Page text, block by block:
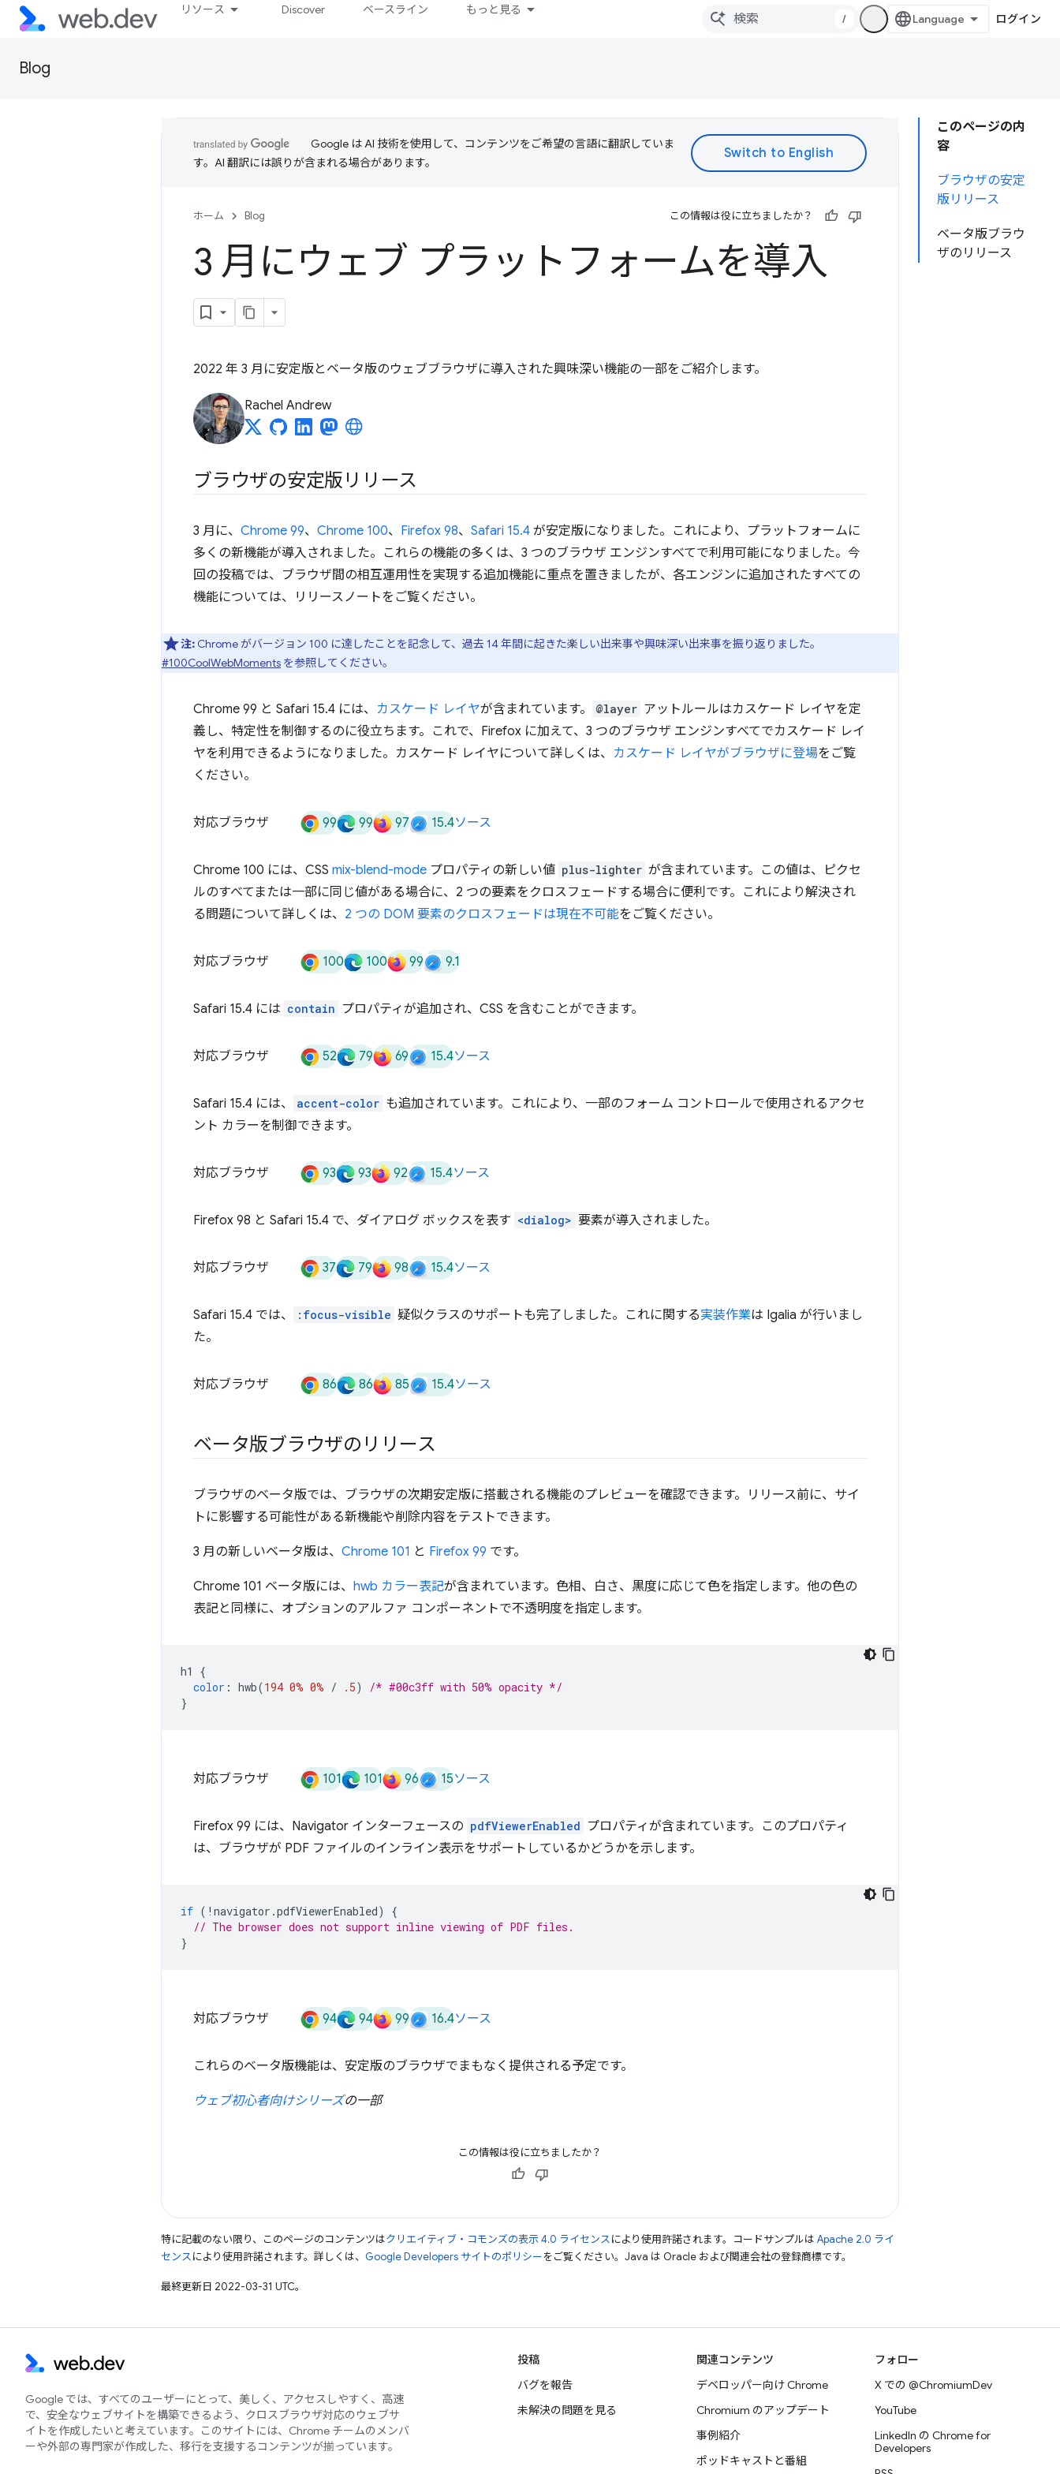
リソース Discover ベースライン もっと見る
/ ログイン
Blog
このページの内
容
ブラウザの安定
版リリース
ベータ版ブラウ
ザのリリース
Google は AI 技術を使用して、コンテンツをご希望の言語に翻訳していま
す。AI 翻訳には誤りが含まれる場合があります。
ホーム Blog この情報は役に立ちましたか？
3 月にウェブ プラットフォームを導入
2022 年 3 月に安定版とベータ版のウェブブラウザに導入された興味深い機能の一部をご紹介します。
Rachel Andrew
ブラウザの安定版リリース
3 月に、 Chrome 99、 Chrome 100、 Firefox 98、 Safari 15.4 が安定版になりました。これにより、プラットフォームに
多くの新機能が導入されました。これらの機能の多くは、3 つのブラウザ エンジンすべてで利用可能になりました。今
回の投稿では、ブラウザ間の相互運用性を実現する追加機能に重点を置きましたが、各エンジンに追加されたすべての
機能については、リリースノートをご覧ください。
注: Chrome がバージョン 100 に達したことを記念して、過去 14 年間に起きた楽しい出来事や興味深い出来事を振り返りました。
#100CoolWebMoments を参照してください。
Chrome 99 と Safari 15.4 には、 カスケード レイヤが含まれています。 @layer アットルールはカスケード レイヤを定
義し、特定性を制御するのに役立ちます。これで、Firefox に加えて、3 つのブラウザ エンジンすべてでカスケード レイ
ヤを利用できるようになりました。カスケード レイヤについて詳しくは、 カスケード レイヤがブラウザに登場をご覧
ください。
対応ブラウザ 99 99 97 15.4ソース
Chrome 100 には、CSS mix-blend-mode プロパティの新しい値 plus-lighter が含まれています。この値は、ピクセ
ルのすべてまたは一部に同じ値がある場合に、2 つの要素をクロスフェードする場合に便利です。これにより解決され
る問題について詳しくは、 2 つの DOM 要素のクロスフェードは現在不可能をご覧ください。
対応ブラウザ 100 100 99 9.1
Safari 15.4 には contain プロパティが追加され、CSS を含むことができます。
対応ブラウザ 52 79 69 15.4ソース
Safari 15.4 には、 accent-color も追加されています。これにより、一部のフォーム コントロールで使用されるアクセ
ント カラーを制御できます。
対応ブラウザ 93 93 92 15.4ソース
Firefox 98 と Safari 15.4 で、ダイアログ ボックスを表す <dialog> 要素が導入されました。
対応ブラウザ 37 79 98 15.4ソース
Safari 15.4 では、 :focus-visible 疑似クラスのサポートも完了しました。これに関する実装作業は Igalia が行いまし
た。
対応ブラウザ 86 86 85 15.4ソース
ベータ版ブラウザのリリース
ブラウザのベータ版では、ブラウザの次期安定版に搭載される機能のプレビューを確認できます。リリース前に、サイ
トに影響する可能性がある新機能や削除内容をテストできます。
3 月の新しいベータ版は、 Chrome 101 と Firefox 99 です。
Chrome 101 ベータ版には、 hwb カラー表記が含まれています。色相、白さ、黒度に応じて色を指定します。他の色の
表記と同様に、オプションのアルファ コンポーネントで不透明度を指定します。
h1 {
color : hwb(194 0% 0% / .5)
/* #00c3ff with 50% opacity */
}
対応ブラウザ 101 101 96 15ソース
Firefox 99 には、Navigator インターフェースの pdfViewerEnabled プロパティが含まれています。このプロパティ
は、ブラウザが PDF ファイルのインライン表示をサポートしているかどうかを示します。
if (! navigator .pdfViewerEnabled)
{
// The browser does not support inline viewing of PDF files.
}
対応ブラウザ 94 94 99 16.4ソース
これらのベータ版機能は、安定版のブラウザでまもなく提供される予定です。
ウェブ初心者向けシリーズの一部
この情報は役に立ちましたか？
特に記載のない限り、このページのコンテンツはクリエイティブ・コモンズの表示 4.0 ライセンスにより使用許諾されます。コードサンプルは Apache 2.0 ライ
センスにより使用許諾されます。詳しくは、 Google Developers サイトのポリシーをご覧ください。Java は Oracle および関連会社の登録商標です。
最終更新日 2022-03-31 UTC。
Google では、すべてのユーザーにとって、美しく、アクセスしやすく、高速
で、安全なウェブサイトを構築できるよう、クロスブラウザ対応のウェブサ
イトを作成したいと考えています。このサイトには、Chrome チームのメンバ
ーや外部の専門家が作成した、移行を支援するコンテンツが揃っています。
投稿
バグを報告
未解決の問題を見る
関連コンテンツ
デベロッパー向け Chrome
Chromium のアップデート
事例紹介
ポッドキャストと番組
フォロー
X での @ChromiumDev
YouTube
LinkedIn の Chrome for
Developers